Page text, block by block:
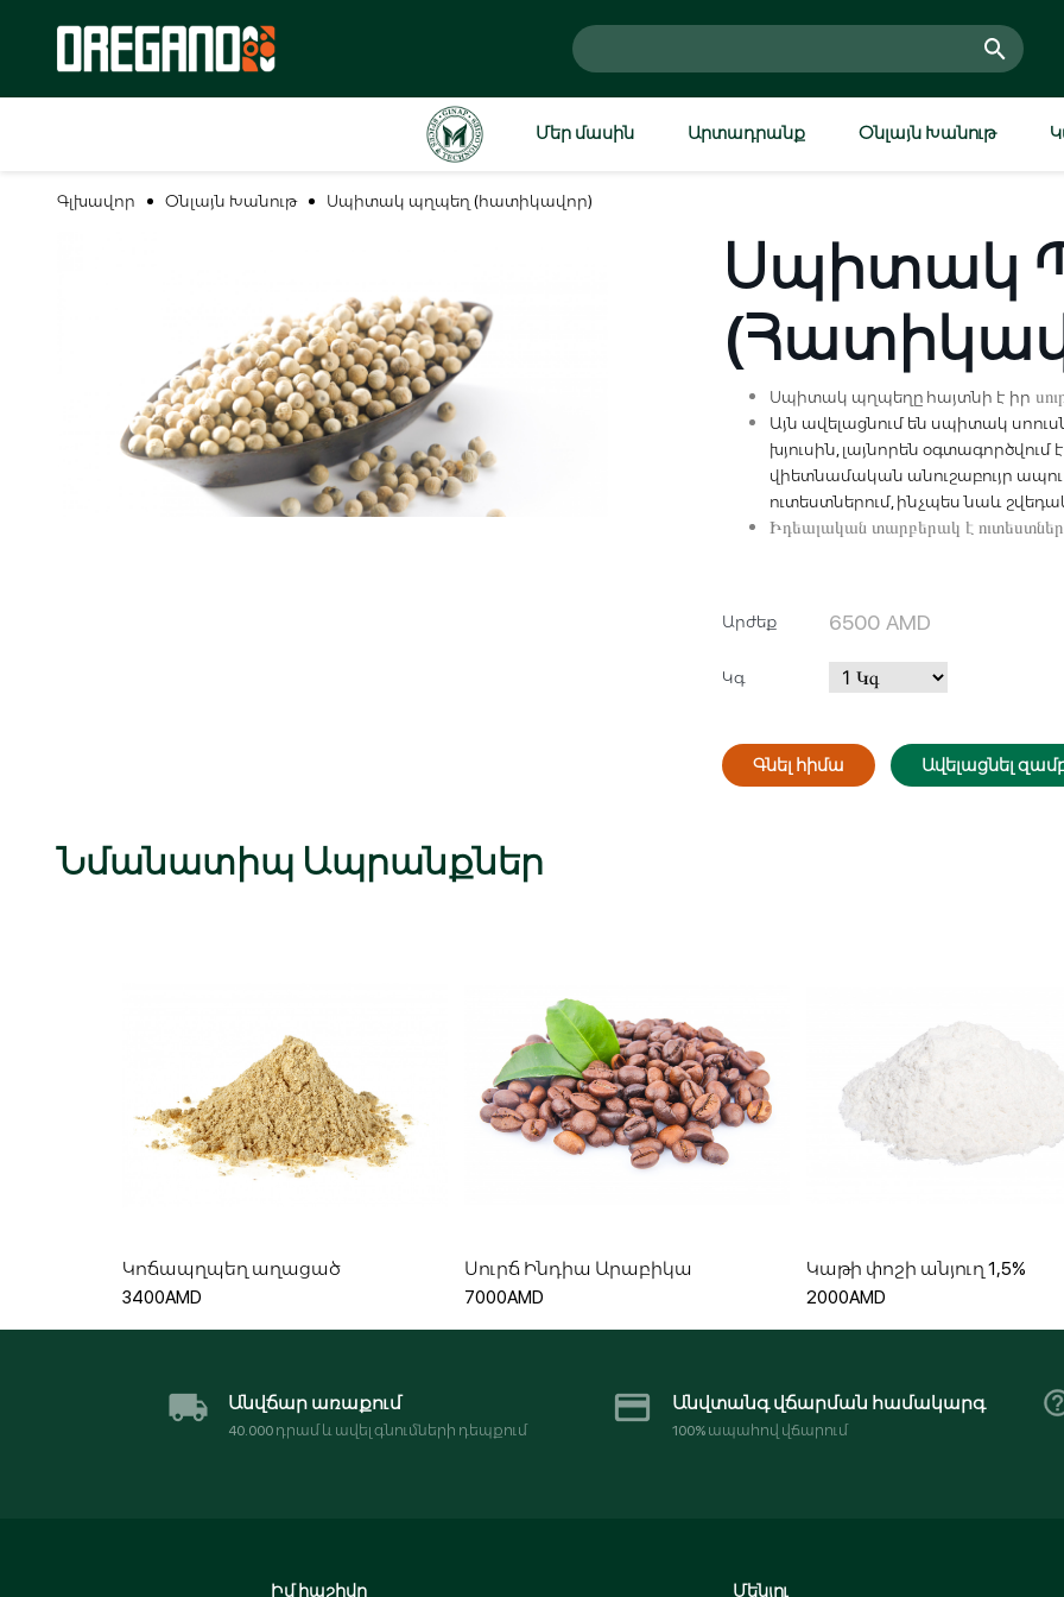
Գրանցվել
Հիշել ինձ
Մեր մասին Արտադրանք Օնլայն Խանութ
Գլխավոր Օնլայն Խանութ Սպիտակ պղպեղ (հատիկավոր)
Սպիտակ
Սպիտակ պղպեղը հայտնի է իր
Այն ավելացնում են սպիտակ
խյուսին, լայնորեն
վիետնամական անուշաբույր
ուտեստներում, ինչպես նաև
Իդեալական տարբերակ է
Արժեք 6500 AMD
Կգ
Գնել հիմա Ավելացնել
Նմանատիպ Ապրանքներ
Կոճապղպեղ աղացած
3400AMD
Սուրճ Ինդիա Արաբիկա
7000AMD
Կաթի փոշի անյուղ 1,5%
2000AMD
Անվճար առաքում
40․000 դրամ և ավել գնումների դեպքում
Անվտանգ վճարման համակարգ
100% ապահով վճարում
Իմ հաշիվը Մենյու